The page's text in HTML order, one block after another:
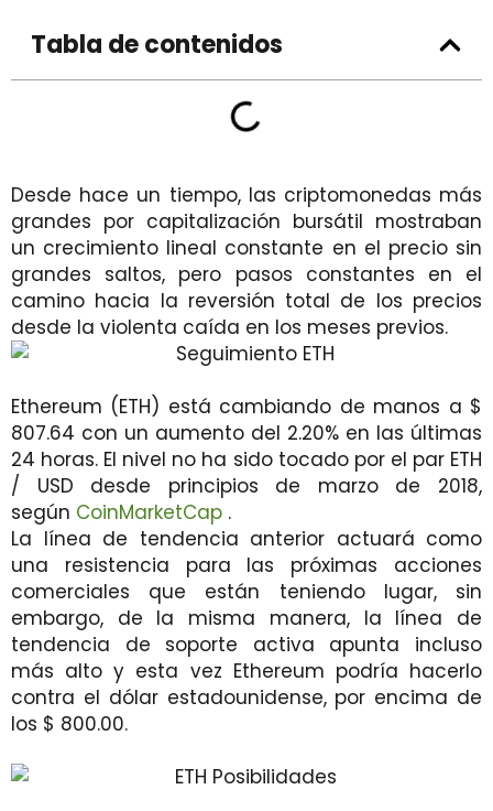
Tabla de contenidos
Desde hace un tiempo, las criptomonedas más
grandes por capitalización bursátil mostraban
un crecimiento lineal constante en el precio sin
grandes saltos, pero pasos constantes en el
camino hacia la reversión total de los precios
desde la violenta caída en los meses previos.
Ethereum (ETH) está cambiando de manos a $
807.64 con un aumento del 2.20% en las últimas
24 horas. El nivel no ha sido tocado por el par ETH
/ USD desde principios de marzo de 2018,
según CoinMarketCap .
La línea de tendencia anterior actuará como
una resistencia para las próximas acciones
comerciales que están teniendo lugar, sin
embargo, de la misma manera, la línea de
tendencia de soporte activa apunta incluso
más alto y esta vez Ethereum podría hacerlo
contra el dólar estadounidense, por encima de
los $ 800.00.